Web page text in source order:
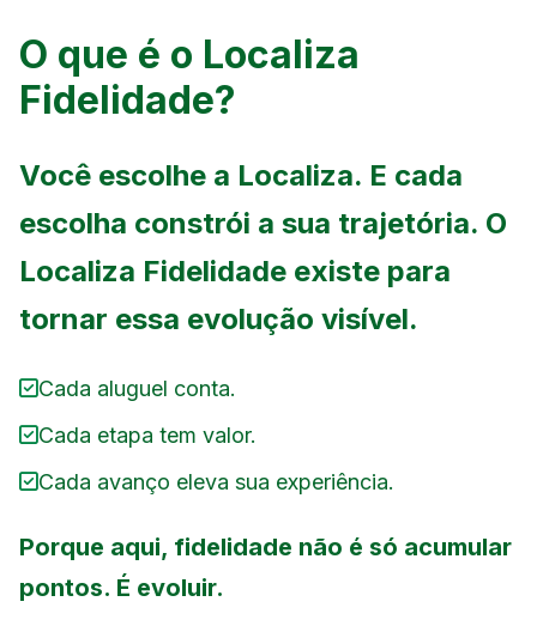
O que é o Localiza
Fidelidade?
Você escolhe a Localiza. E cada
escolha constrói a sua trajetória. O
Localiza Fidelidade existe para
tornar essa evolução visível.
Cada aluguel conta.
Cada etapa tem valor.
Cada avanço eleva sua experiência.
Porque aqui, fidelidade não é só acumular
pontos. É evoluir.